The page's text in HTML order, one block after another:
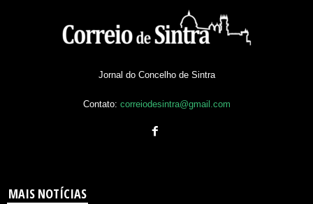
Jornal do Concelho de Sintra
Contato: correiodesintra@gmail.com
MAIS NOTÍCIAS